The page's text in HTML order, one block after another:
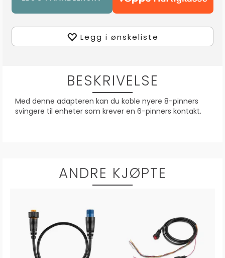
Legg i ønskeliste
BESKRIVELSE
Med denne adapteren kan du koble nyere 8-pinners
svingere til enheter som krever en 6-pinners kontakt.
ANDRE KJØPTE